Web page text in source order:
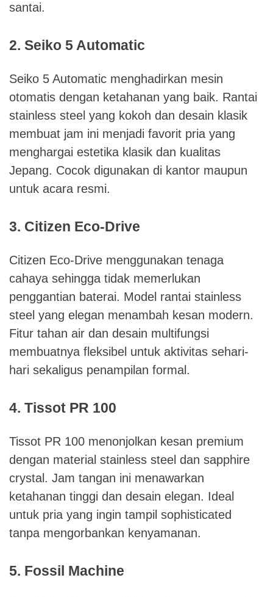
santai.
2. Seiko 5 Automatic
Seiko 5 Automatic menghadirkan mesin
otomatis dengan ketahanan yang baik. Rantai
stainless steel yang kokoh dan desain klasik
membuat jam ini menjadi favorit pria yang
menghargai estetika klasik dan kualitas
Jepang. Cocok digunakan di kantor maupun
untuk acara resmi.
3. Citizen Eco-Drive
Citizen Eco-Drive menggunakan tenaga
cahaya sehingga tidak memerlukan
penggantian baterai. Model rantai stainless
steel yang elegan menambah kesan modern.
Fitur tahan air dan desain multifungsi
membuatnya fleksibel untuk aktivitas sehari-
hari sekaligus penampilan formal.
4. Tissot PR 100
Tissot PR 100 menonjolkan kesan premium
dengan material stainless steel dan sapphire
crystal. Jam tangan ini menawarkan
ketahanan tinggi dan desain elegan. Ideal
untuk pria yang ingin tampil sophisticated
tanpa mengorbankan kenyamanan.
5. Fossil Machine